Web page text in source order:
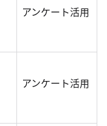
アンケート活用
アンケート活用